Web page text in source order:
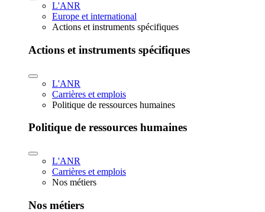
L'ANR
Europe et international
Actions et instruments spécifiques
Actions et instruments spécifiques
L'ANR
Carrières et emplois
Politique de ressources humaines
Politique de ressources humaines
L'ANR
Carrières et emplois
Nos métiers
Nos métiers